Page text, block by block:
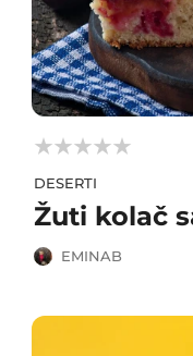



DESERTI
Žuti kolač
EMINAB